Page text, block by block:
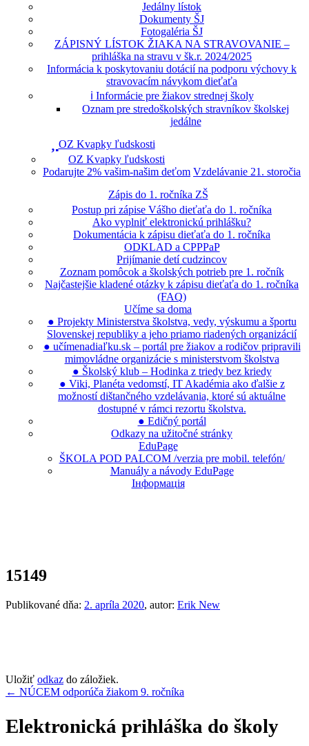
Jedálny lístok
Dokumenty ŠJ
Fotogaléria ŠJ
ZÁPISNÝ LÍSTOK ŽIAKA NA STRAVOVANIE –
prihláška na stravu v šk.r. 2024/2025
Informácia k poskytovaniu dotácií na podporu výchovy k
stravovacím návykom dieťaťa
ℹ️ Informácie pre žiakov strednej školy
Oznam pre stredoškolských stravníkov školskej
jedálne
OZ Kvapky ľudskosti
OZ Kvapky ľudskosti
Podarujte 2% vašim-našim deťom Vzdelávanie 21. storočia
Zápis do 1. ročníka ZŠ
Postup pri zápise Vášho dieťaťa do 1. ročníka
Ako vyplniť elektronickú prihlášku?
Dokumentácia k zápisu dieťaťa do 1. ročníka
ODKLAD a CPPPaP
Prijímanie detí cudzincov
Zoznam pomôcok a školských potrieb pre 1. ročník
Najčastejšie kladené otázky k zápisu dieťaťa do 1. ročníka
(FAQ)
Učíme sa doma
● Projekty Ministerstva školstva, vedy, výskumu a športu
Slovenskej republiky a jeho priamo riadených organizácií
● učímenadiaľku.sk – portál pre žiakov a rodičov pripravili
mimovládne organizácie s ministerstvom školstva
● Školský klub – Hodinka z triedy bez kriedy
● Viki, Planéta vedomstí, IT Akadémia ako ďalšie z
možností dištančného vzdelávania, ktoré sú aktuálne
dostupné v rámci rezortu školstva.
● Edičný portál
Odkazy na užitočné stránky
EduPage
ŠKOLA POD PALCOM /verzia pre mobil. telefón/
Manuály a návody EduPage
Інформація
15149
Publikované dňa: 2. apríla 2020, autor: Erik New
Uložiť odkaz do záložiek.
Navigácia
v
← NÚCEM odporúča žiakom 9. ročníka
Elektronická prihláška do školy